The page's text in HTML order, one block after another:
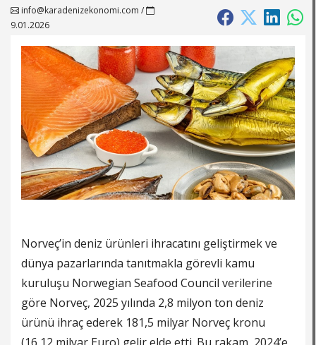
info@karadenizekonomi.com /
9.01.2026
Norveç’in deniz ürünleri ihracatını geliştirmek ve
dünya pazarlarında tanıtmakla görevli kamu
kuruluşu Norwegian Seafood Council verilerine
göre Norveç, 2025 yılında 2,8 milyon ton deniz
ürünü ihraç ederek 181,5 milyar Norveç kronu